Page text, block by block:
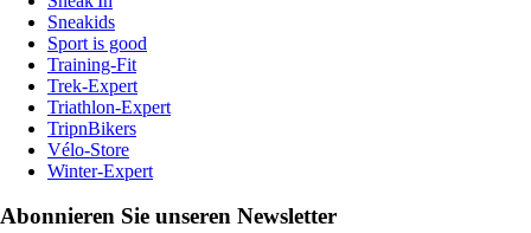
Sneakids
Sport is good
Training-Fit
Trek-Expert
Triathlon-Expert
TripnBikers
Vélo-Store
Winter-Expert
Abonnieren Sie unseren Newsletter